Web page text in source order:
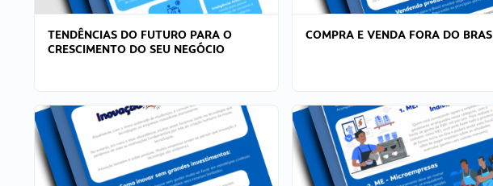
TENDÊNCIAS DO FUTURO PARA O
CRESCIMENTO DO SEU NEGÓCIO
COMPRA E VENDA FORA DO